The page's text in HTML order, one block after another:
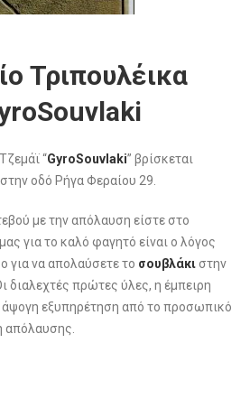
Τριπουλέικα
“GyroSouvlaki” βρίσκεται
στην οδό Ρήγα Φεραίου 29.
με την απόλαυση είστε στο
για το καλό φαγητό είναι ο λόγος
για να απολαύσετε το σουβλάκι στην
διαλεχτές πρώτες ύλες, η έμπειρη
εξυπηρέτηση από το προσωπικό
απόλαυσης.